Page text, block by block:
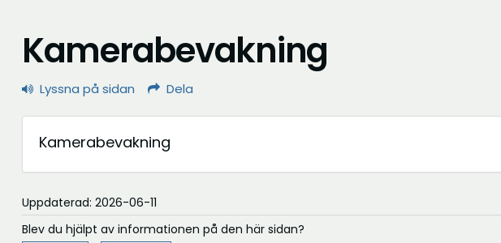
Kamerabevakning
Lyssna på sidan Dela
Kamerabevakning
Uppdaterad: 2026-06-11
Blev du hjälpt av informationen på den här sidan?